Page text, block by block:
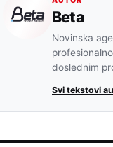
Beta
Novinska
doslednim
Svi tekstovi